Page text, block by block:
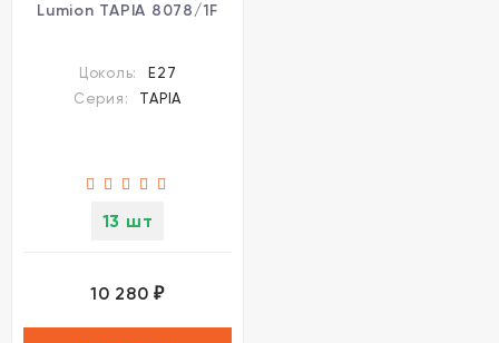
Lumion TAPIA 8078/1F
Цоколь:
E27
Серия:
TAPIA
13 шт
10 280₽